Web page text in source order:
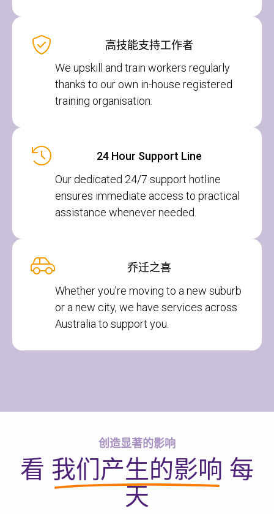
高技能支持工作者
We upskill and train workers regularly
thanks to our own in-house registered
training organisation.
24 Hour Support Line
Our dedicated 24/7 support hotline
ensures immediate access to practical
assistance whenever needed.
乔迁之喜
Whether you’re moving to a new suburb
or a new city, we have services across
Australia to support you.
创造显著的影响
看 我们产生的影响 每
天